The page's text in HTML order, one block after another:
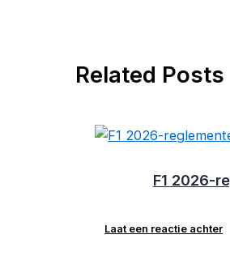
Related Posts
F1 2026-
Laat een reactie achter